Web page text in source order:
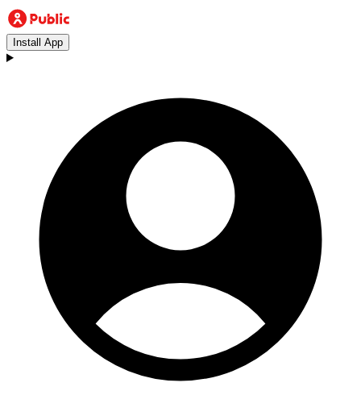
Install App